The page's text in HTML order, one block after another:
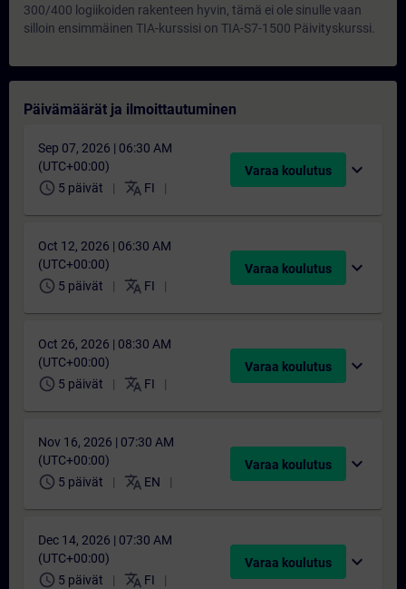
300/400 logiikoiden rakenteen hyvin, tämä ei ole sinulle vaan
silloin ensimmäinen TIA-kurssisi on TIA-S7-1500 Päivityskurssi.
Päivämäärät ja ilmoittautuminen
Sep 07, 2026 | 06:30 AM
(UTC+00:00)
schedule 5 päivät translate FI
Varaa koulutus expand_more
Oct 12, 2026 | 06:30 AM
(UTC+00:00)
schedule 5 päivät translate FI
Varaa koulutus expand_more
Oct 26, 2026 | 08:30 AM
(UTC+00:00)
schedule 5 päivät translate FI
Varaa koulutus expand_more
Nov 16, 2026 | 07:30 AM
(UTC+00:00)
schedule 5 päivät translate EN
Varaa koulutus expand_more
Dec 14, 2026 | 07:30 AM
(UTC+00:00)
schedule 5 päivät translate FI
Varaa koulutus expand_more